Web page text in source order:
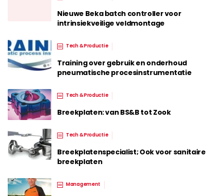
Nieuwe Beka batch controller voor
intrinsiekveilige veldmontage
Tech & Productie
Training over gebruik en onderhoud
pneumatische procesinstrumentatie
Tech & Productie
Breekplaten: van BS&B tot Zook
Tech & Productie
Breekplatenspecialist; Ook voor sanitaire
breekplaten
Management